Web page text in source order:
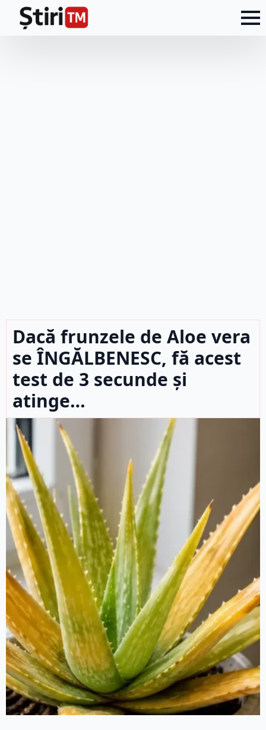
Dacă frunzele de Aloe vera
se ÎNGĂLBENESC, fă acest
test de 3 secunde și
atinge…